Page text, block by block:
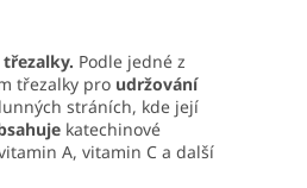
Podle jedné z
třezalky pro udržování
stráních, kde její
katechinové
A, vitamin C a další